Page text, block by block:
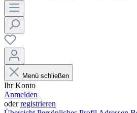
Menü schließen
Ihr Konto
Anmelden
oderregistrieren